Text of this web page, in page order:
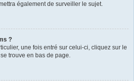
également de surveiller le sujet.
?
une fois entré sur celui-ci, cliquez sur le
trouve en bas de page.